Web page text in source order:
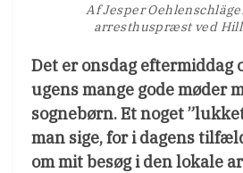
Af Jesper
arresthuspræst ved
Det er onsdag eftermiddag
ugens mange gode møder
sognebørn. Et noget
man sige, for i dagens
om mit besøg i den lokale